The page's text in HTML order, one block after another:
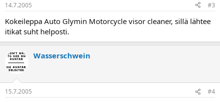
14.7.2005 #3
Kokeileppa Auto Glymin Motorcycle visor cleaner, sillä lähtee
itikat suht helposti.
Wasserschwein
15.7.2005 #4